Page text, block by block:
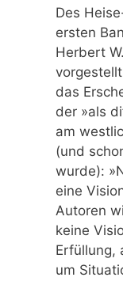
Des
ersten
Herbert
das
der »als
am
(und
wurde):
eine
Autoren
keine
Erfüllung,
um